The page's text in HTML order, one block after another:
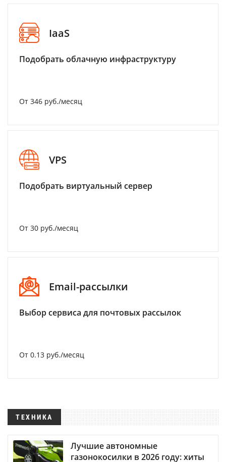
IaaS
Подобрать облачную инфраструктуру
От 346 руб./месяц
VPS
Подобрать виртуальный сервер
От 30 руб./месяц
Email-рассылки
Выбор сервиса для почтовых рассылок
От 0.13 руб./месяц
ТЕХНИКА
Лучшие автономные
газонокосилки в 2026 году: хиты